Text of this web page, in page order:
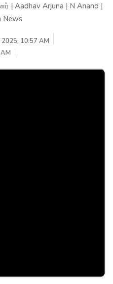
| Aadhav Arjuna | N Anand |
News
2025, 10:57 AM